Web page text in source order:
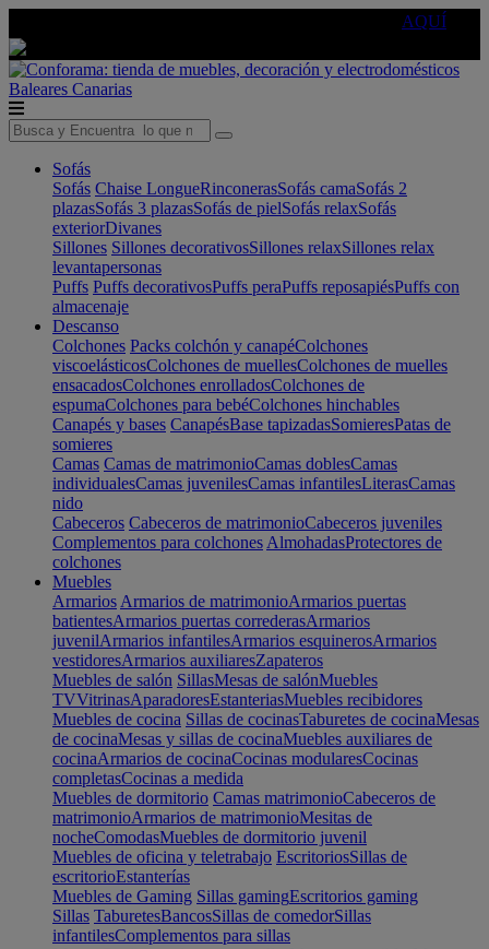
AQUÍ
Baleares Canarias
Sofás
Sofás Chaise LongueRinconerasSofás camaSofás 2
plazasSofás 3 plazasSofás de pielSofás relaxSofás
exteriorDivanes
Sillones Sillones decorativosSillones relaxSillones relax
levantapersonas
Puffs Puffs decorativosPuffs peraPuffs reposapiésPuffs con
almacenaje
Descanso
Colchones Packs colchón y canapéColchones
viscoelásticosColchones de muellesColchones de muelles
ensacadosColchones enrolladosColchones de
espumaColchones para bebéColchones hinchables
Canapés y bases CanapésBase tapizadasSomieresPatas de
somieres
Camas Camas de matrimonioCamas doblesCamas
individualesCamas juvenilesCamas infantilesLiterasCamas
nido
Cabeceros Cabeceros de matrimonioCabeceros juveniles
Complementos para colchones AlmohadasProtectores de
colchones
Muebles
Armarios Armarios de matrimonioArmarios puertas
batientesArmarios puertas correderasArmarios
juvenilArmarios infantilesArmarios esquinerosArmarios
vestidoresArmarios auxiliaresZapateros
Muebles de salón SillasMesas de salónMuebles
TVVitrinasAparadoresEstanteriasMuebles recibidores
Muebles de cocina Sillas de cocinasTaburetes de cocinaMesas
de cocinaMesas y sillas de cocinaMuebles auxiliares de
cocinaArmarios de cocinaCocinas modularesCocinas
completasCocinas a medida
Muebles de dormitorio Camas matrimonioCabeceros de
matrimonioArmarios de matrimonioMesitas de
nocheComodasMuebles de dormitorio juvenil
Muebles de oficina y teletrabajo EscritoriosSillas de
escritorioEstanterías
Muebles de Gaming Sillas gamingEscritorios gaming
Sillas TaburetesBancosSillas de comedorSillas
infantilesComplementos para sillas